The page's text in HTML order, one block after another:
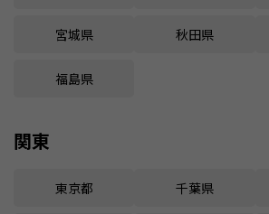
宮城県 秋田県
福島県
関東
東京都 千葉県